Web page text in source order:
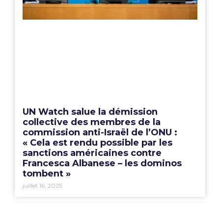
UN Watch salue la démission
collective des membres de la
commission anti-Israël de l’ONU :
« Cela est rendu possible par les
sanctions américaines contre
Francesca Albanese – les dominos
tombent »
juillet 16, 2025